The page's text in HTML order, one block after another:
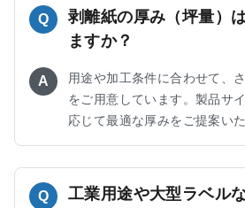
Q
剥離紙の厚み（坪量）
ますか？
A
用途や加工条件に合わせて、
をご用意しています。製品サ
応じて最適な厚みをご提案いた
Q
工業用途や大型ラベル